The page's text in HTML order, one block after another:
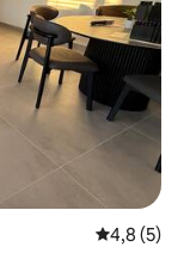
Évaluation
4,8 (5)